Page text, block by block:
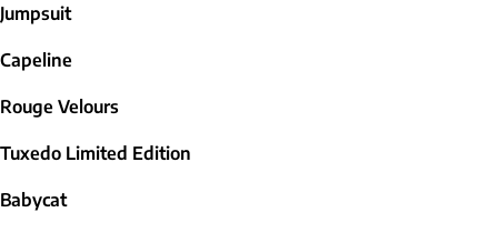
Jumpsuit
Capeline
Rouge Velours
Tuxedo Limited Edition
Babycat